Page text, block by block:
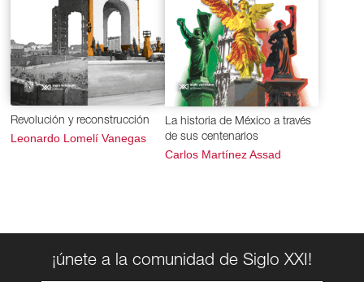
Revolución y reconstrucción
Leonardo Lomelí Vanegas
La historia de México a través
de sus centenarios
Carlos Martínez Assad
¡únete a la comunidad de Siglo XXI!